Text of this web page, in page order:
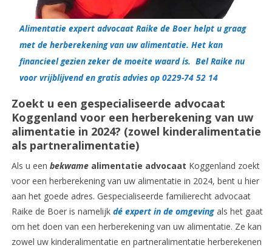
Alimentatie expert advocaat Raike de Boer helpt u graag
met de herberekening van uw alimentatie. Het kan
financieel gezien zeker de moeite waard is. Bel Raike nu
voor vrijblijvend en gratis advies op0229-74 52 14
Zoekt u een gespecialiseerde advocaat
Koggenland voor een herberekening van uw
alimentatie in 2024? (zowel kinderalimentatie
als partneralimentatie)
Als u een bekwamealimentatie advocaat Koggenland zoekt
voor een herberekening van uw alimentatie in 2024, bent u hier
aan het goede adres. Gespecialiseerde familierecht advocaat
Raike de Boer is namelijk dé expert in de omgeving als het gaat
om het doen van een herberekening van uw alimentatie. Ze kan
zowel uw kinderalimentatie en partneralimentatie herberekenen